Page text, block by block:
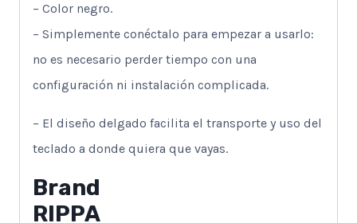
– Color negro.
– Simplemente conéctalo para empezar a usarlo:
no es necesario perder tiempo con una
configuración ni instalación complicada.
– El diseño delgado facilita el transporte y uso del
teclado a donde quiera que vayas.
Brand
RIPPA